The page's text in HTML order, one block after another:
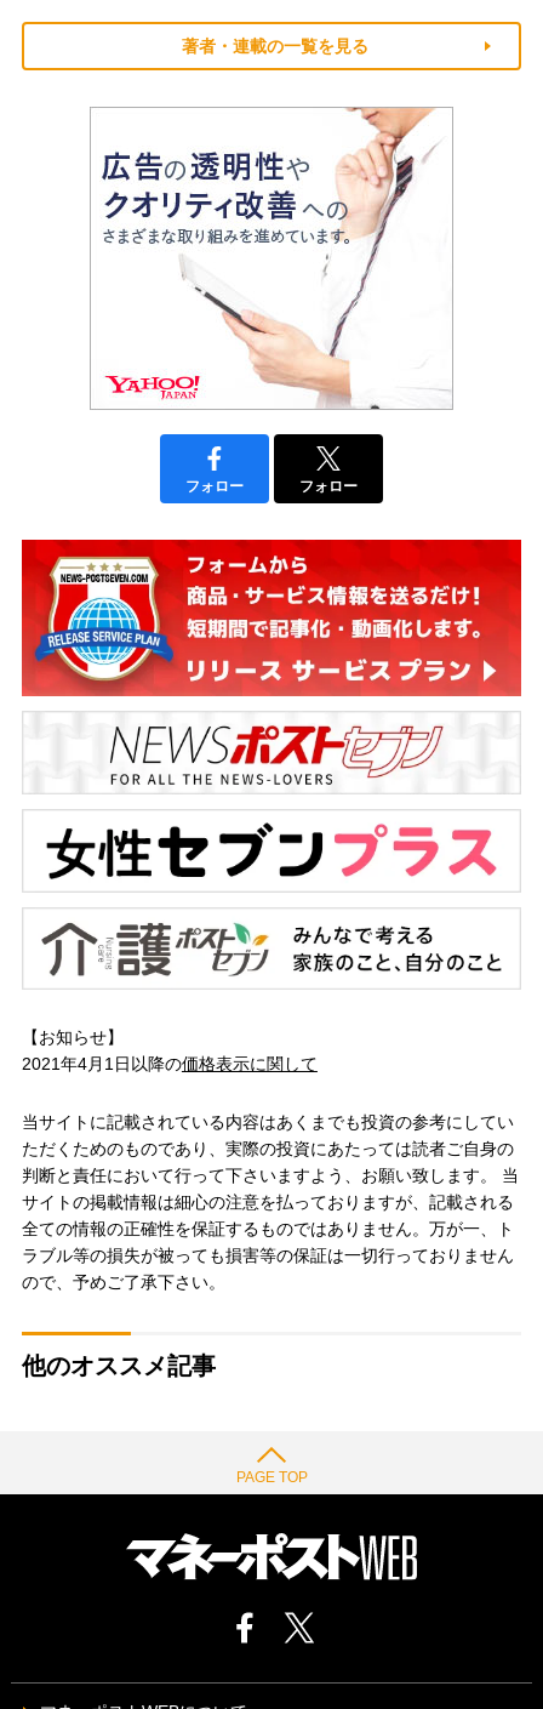
著者・連載の一覧を見る
フォロー フォロー
【お知らせ】
2021年4月1日以降の価格表示に関して
当サイトに記載されている内容はあくまでも投資の参考にしてい
ただくためのものであり、実際の投資にあたっては読者ご自身の
判断と責任において行って下さいますよう、お願い致します。 当
サイトの掲載情報は細心の注意を払っておりますが、記載される
全ての情報の正確性を保証するものではありません。万が一、ト
ラブル等の損失が被っても損害等の保証は一切行っておりません
ので、予めご了承下さい。
他のオススメ記事
PAGE TOP